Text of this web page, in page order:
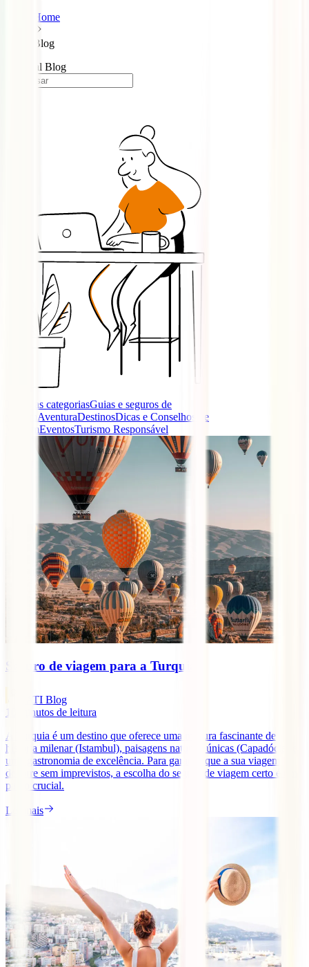
Home
Blog
Portugal Blog
Todas as categoriasGuias e seguros de
AventuraDestinosDicas e Conselhos de
ViagemEventosTurismo Responsável
Seguro de viagem para a Turquia
IATI Blog
10
minutos de leitura
A Turquia é um destino que oferece uma mistura fascinante de
história milenar (Istambul), paisagens naturais únicas (Capadócia) e
uma gastronomia de excelência. Para garantir que a sua viagem
decorre sem imprevistos, a escolha do seguro de viagem certo é um
passo crucial.
Ler mais